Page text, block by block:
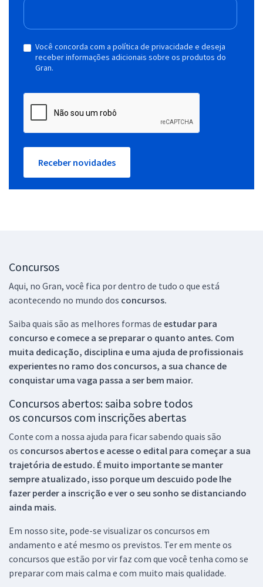
Você concorda com a política de privacidade e deseja
receber informações adicionais sobre os produtos do
Gran.
Receber novidades
Concursos
Aqui, no Gran, você fica por dentro de tudo o que está
acontecendo no mundo dos concursos.
Saiba quais são as melhores formas de estudar para
concurso e comece a se preparar o quanto antes. Com
muita dedicação, disciplina e uma ajuda de profissionais
experientes no ramo dos concursos, a sua chance de
conquistar uma vaga passa a ser bem maior.
Concursos abertos: saiba sobre todos
os concursos com inscrições abertas
Conte com a nossa ajuda para ficar sabendo quais são
os concursos abertos e acesse o edital para começar a sua
trajetória de estudo. É muito importante se manter
sempre atualizado, isso porque um descuido pode lhe
fazer perder a inscrição e ver o seu sonho se distanciando
ainda mais.
Em nosso site, pode-se visualizar os concursos em
andamento e até mesmo os previstos. Ter em mente os
concursos que estão por vir faz com que você tenha como se
preparar com mais calma e com muito mais qualidade.